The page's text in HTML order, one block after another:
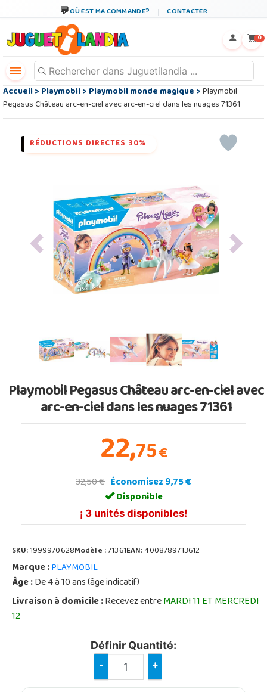
OÙ EST MA COMMANDE? CONTACTER
0
Accueil>Playmobil>Playmobil monde magique>Playmobil
Pegasus Château arc-en-ciel avec arc-en-ciel dans les nuages 71361
RÉDUCTIONS DIRECTES 30%
Previous Next
Playmobil Pegasus Château arc-en-ciel avec
arc-en-ciel dans les nuages 71361
22,75€
32,50 € Économisez 9,75 €
Disponible
¡ 3 unités disponibles!
SKU:1999970628Modèle :71361EAN:4008789713612
Marque :PLAYMOBIL
Âge :De 4 à 10 ans (âge indicatif)
Livraison à domicile :Recevez entreMARDI 11 ET MERCREDI
12
Définir Quantité:
- +